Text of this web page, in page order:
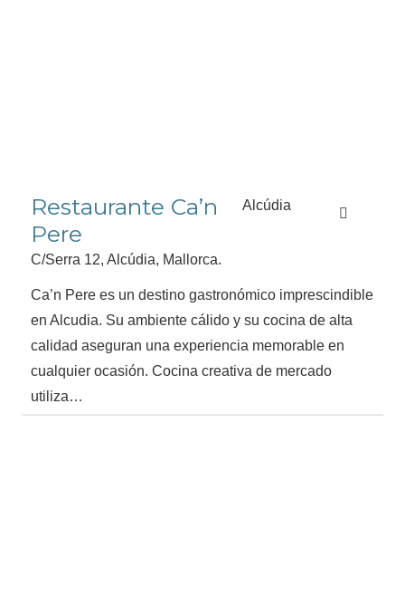
Restaurante Ca’n
Pere
Alcúdia
C/Serra 12, Alcúdia, Mallorca.
Ca’n Pere es un destino gastronómico imprescindible
en Alcudia. Su ambiente cálido y su cocina de alta
calidad aseguran una experiencia memorable en
cualquier ocasión. Cocina creativa de mercado
utiliza…